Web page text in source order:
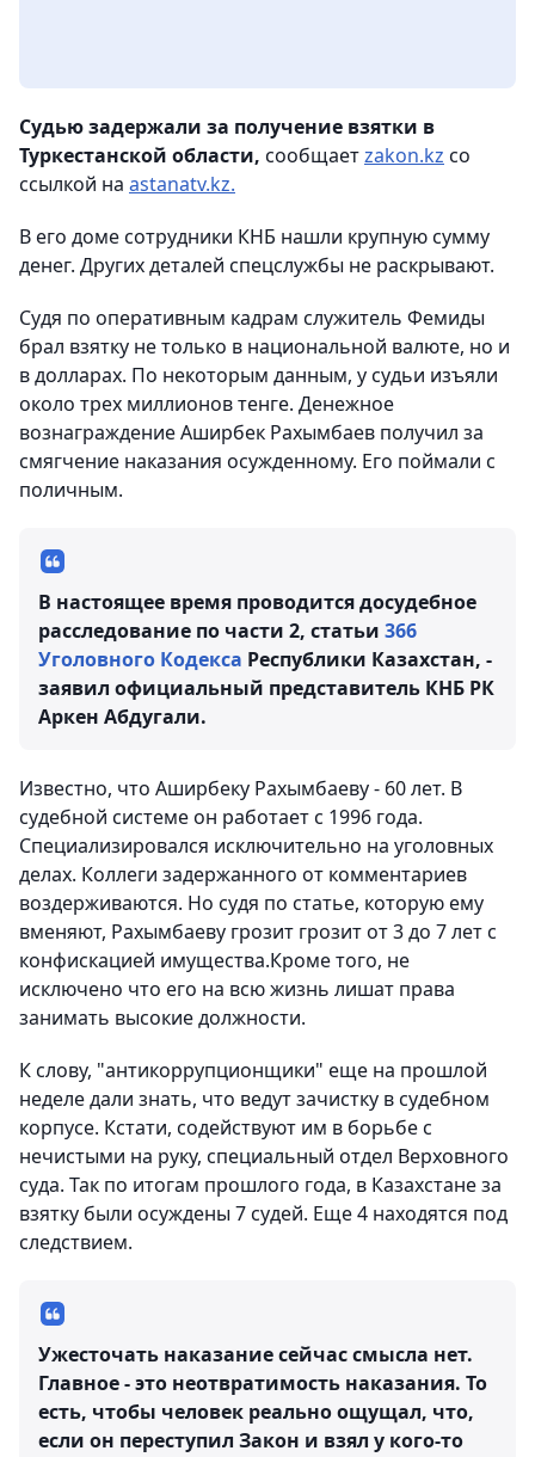
Судью задержали за получение взятки в
Туркестанской области, сообщаетzakon.kz со
ссылкой на astanatv.kz.
В его доме сотрудники КНБ нашли крупную сумму
денег. Других деталей спецслужбы не раскрывают.
Судя по оперативным кадрам служитель Фемиды
брал взятку не только в национальной валюте, но и
в долларах. По некоторым данным, у судьи изъяли
около трех миллионов тенге. Денежное
вознаграждение Аширбек Рахымбаев получил за
смягчение наказания осужденному. Его поймали с
поличным.
В настоящее время проводится досудебное
расследование по части 2, статьи 366
Уголовного Кодекса Республики Казахстан, -
заявил официальный представитель КНБ РК
Аркен Абдугали.
Известно, что Аширбеку Рахымбаеву - 60 лет. В
судебной системе он работает с 1996 года.
Специализировался исключительно на уголовных
делах. Коллеги задержанного от комментариев
воздерживаются. Но судя по статье, которую ему
вменяют, Рахымбаеву грозит грозит от 3 до 7 лет с
конфискацией имущества.Кроме того, не
исключено что его на всю жизнь лишат права
занимать высокие должности.
К слову, "антикоррупционщики" еще на прошлой
неделе дали знать, что ведут зачистку в судебном
корпусе. Кстати, содействуют им в борьбе с
нечистыми на руку, специальный отдел Верховного
суда. Так по итогам прошлого года, в Казахстане за
взятку были осуждены 7 судей. Еще 4 находятся под
следствием.
Ужесточать наказание сейчас смысла нет.
Главное - это неотвратимость наказания. То
есть, чтобы человек реально ощущал, что,
если он переступил Закон и взял у кого-то